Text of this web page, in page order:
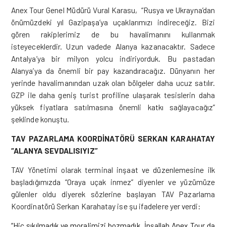
Anex Tour Genel Müdürü Vural Karasu, “Rusya ve Ukrayna’dan
önümüzdeki yıl Gazipaşa’ya uçaklarımızı indireceğiz. Bizi
gören rakiplerimiz de bu havalimanını kullanmak
isteyeceklerdir. Uzun vadede Alanya kazanacaktır. Sadece
Antalya’ya bir milyon yolcu indiriyorduk. Bu pastadan
Alanya’ya da önemli bir pay kazandıracağız. Dünyanın her
yerinde havalimanından uzak olan bölgeler daha ucuz satılır.
GZP ile daha geniş turist profiline ulaşarak tesislerin daha
yüksek fiyatlara satılmasına önemli katkı sağlayacağız”
şeklinde konuştu.
TAV PAZARLAMA KOORDİNATÖRÜ SERKAN KARAHATAY
“ALANYA SEVDALISIYIZ”
TAV Yönetimi olarak terminal inşaat ve düzenlemesine ilk
başladığımızda “Oraya uçak inmez” diyenler ve yüzümüze
gülenler oldu diyerek sözlerine başlayan TAV Pazarlama
Koordinatörü Serkan Karahatay ise şu ifadelere yer verdi: